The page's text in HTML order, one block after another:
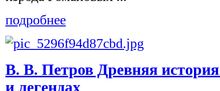
подробнее
В. В. Петров Древняя
и легендах